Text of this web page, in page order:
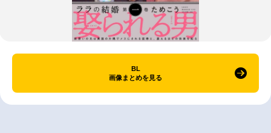
BL
画像まとめを見る